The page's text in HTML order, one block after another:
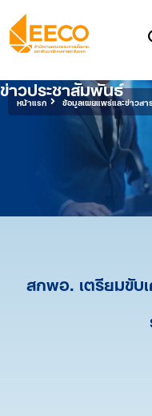
หน้าแรก ข้อมูลเผยแพร่และข่าวสา
ข่าวประชาสัมพันธ์
สกพอ. เตรียมขับ